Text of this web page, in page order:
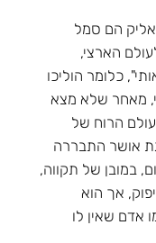
הם סמל
הארצי,
כלומר הוליכו
מאחר שלא מצא
הרוח של
אושר התבררה
במובן של תקווה,
אך הוא
אדם שאין לו